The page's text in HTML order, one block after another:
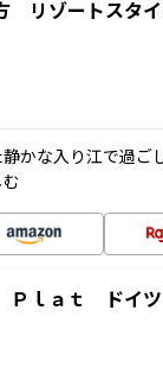
リゾートスタ
かな入り江で過
ｌａｔ ドイツ